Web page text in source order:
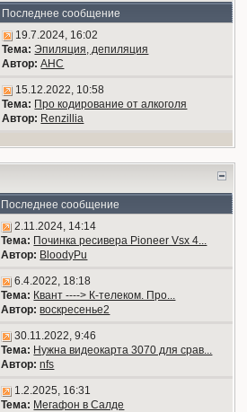
Последнее сообщение
19.7.2024, 16:02
Тема: Эпиляция, депиляция
Автор: АНС
15.12.2022, 10:58
Тема: Про кодирование от алкоголя
Автор: Renzillia
Последнее сообщение
2.11.2024, 14:14
Тема: Починка ресивера Pioneer Vsx 4...
Автор: BloodyPu
6.4.2022, 18:18
Тема: Квант ----> К-телеком. Про...
Автор: воскресенье2
30.11.2022, 9:46
Тема: Нужна видеокарта 3070 для срав...
Автор: nfs
1.2.2025, 16:31
Тема: Мегафон в Салде